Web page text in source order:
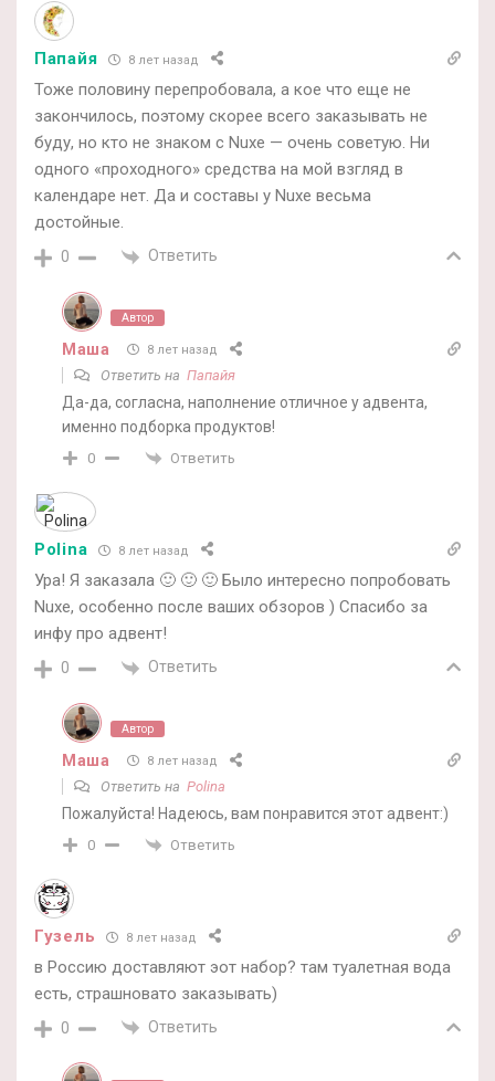
Папайя 8 лет назад
Тоже половину перепробовала, а кое что еще не
закончилось, поэтому скорее всего заказывать не
буду, но кто не знаком с Nuxe — очень советую. Ни
одного «проходного» средства на мой взгляд в
календаре нет. Да и составы у Nuxe весьма
достойные.
0 Ответить
Автор
Маша 8 лет назад
Ответить на Папайя
Да-да, согласна, наполнение отличное у адвента,
именно подборка продуктов!
0 Ответить
Polina 8 лет назад
Ура! Я заказала 🙂 🙂 🙂 Было интересно попробовать
Nuxe, особенно после ваших обзоров ) Спасибо за
инфу про адвент!
0 Ответить
Автор
Маша 8 лет назад
Ответить на Polina
Пожалуйста! Надеюсь, вам понравится этот адвент:)
0 Ответить
Гузель 8 лет назад
в Россию доставляют эот набор? там туалетная вода
есть, страшновато заказывать)
0 Ответить